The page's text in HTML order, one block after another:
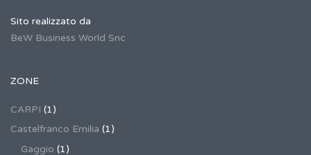
Sito realizzato da
BeW Business World Snc
ZONE
CARPI (1)
Castelfranco Emilia (1)
Gaggio (1)